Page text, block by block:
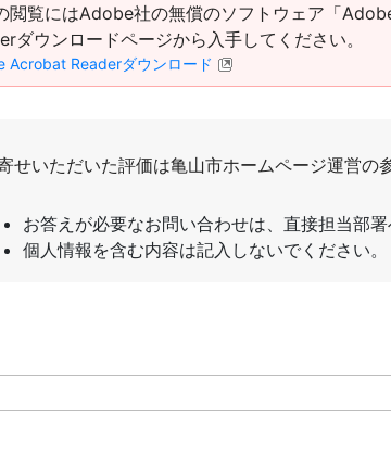
閲覧にはAdobe社の無償のソフトウェア「
ダウンロードページから入手してください。
Acrobat Readerダウンロード